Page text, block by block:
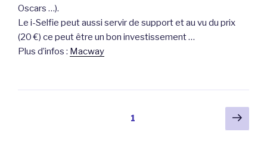
Oscars …).
Le i-Selfie peut aussi servir de support et au vu du prix
(20 €) ce peut être un bon investissement …
Plus d’infos : Macway
1